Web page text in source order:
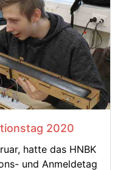
2020
hatte das HNBK
und Anmeldetag